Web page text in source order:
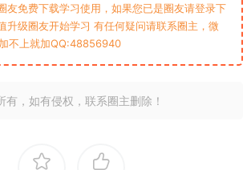
友免费下载学习使用，如果您已是圈友请登录下
升级圈友开始学习 有任何疑问请联系圈主，微
不上就加QQ:48856940
有，如有侵权，联系圈主删除！